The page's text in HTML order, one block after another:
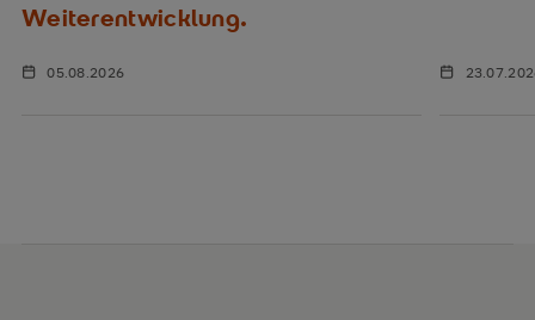
Weiterentwicklung.
05.08.2026